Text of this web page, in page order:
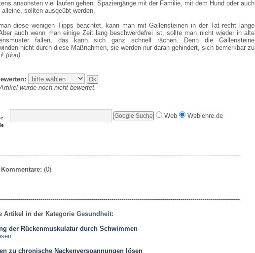
ansonsten viel laufen gehen. Spaziergänge mit der Familie, mit dem Hund oder auch
alleine, sollten ausgeübt werden.
diese wenigen Tipps beachtet, kann man mit Gallensteinen in der Tat recht lange
auch wenn man einige Zeit lang beschwerdefrei ist, sollte man nicht wieder in alte
fallen, das kann sich ganz schnell rächen. Denn die Gallensteine
nicht durch diese Maßnahmen, sie werden nur daran gehindert, sich bemerkbar zu
(don)
wurde noch nicht bewertet.
Web Weblehre.de
(0)
Artikel in der Kategorie Gesundheit:
der Rückenmuskulatur durch Schwimmen
zu chronische Nackenverspannungen lösen